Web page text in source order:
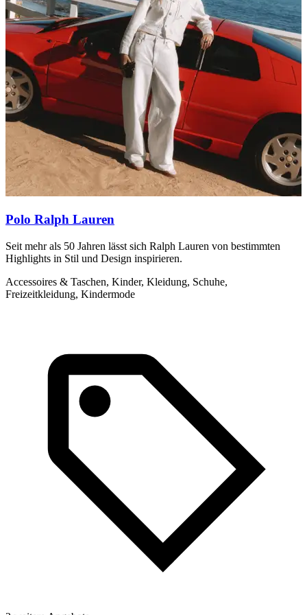
Polo Ralph Lauren
Seit mehr als 50 Jahren lässt sich Ralph Lauren von bestimmten
Highlights in Stil und Design inspirieren.
Accessoires & Taschen, Kinder, Kleidung, Schuhe,
Freizeitkleidung, Kindermode